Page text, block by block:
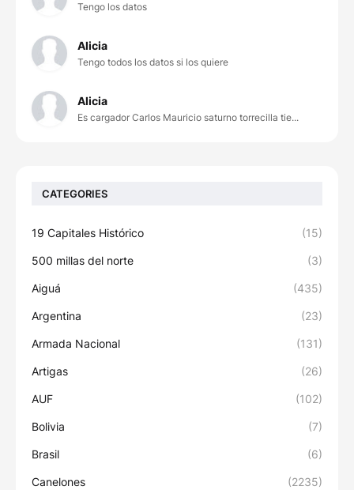
Tengo los datos
Alicia
Tengo todos los datos si los quiere
Alicia
Es cargador Carlos Mauricio saturno torrecilla tie...
CATEGORIES
19 Capitales Histórico (15)
500 millas del norte (3)
Aiguá (435)
Argentina (23)
Armada Nacional (131)
Artigas (26)
AUF (102)
Bolivia (7)
Brasil (6)
Canelones (2235)